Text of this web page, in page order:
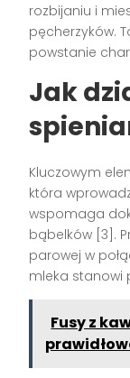
rozbijaniu i
pęcherzyków.
powstanie
Jak
Kluczowym
która
wspomaga
bąbelków [3].
parowej w
mleka stanowi
Fusy z